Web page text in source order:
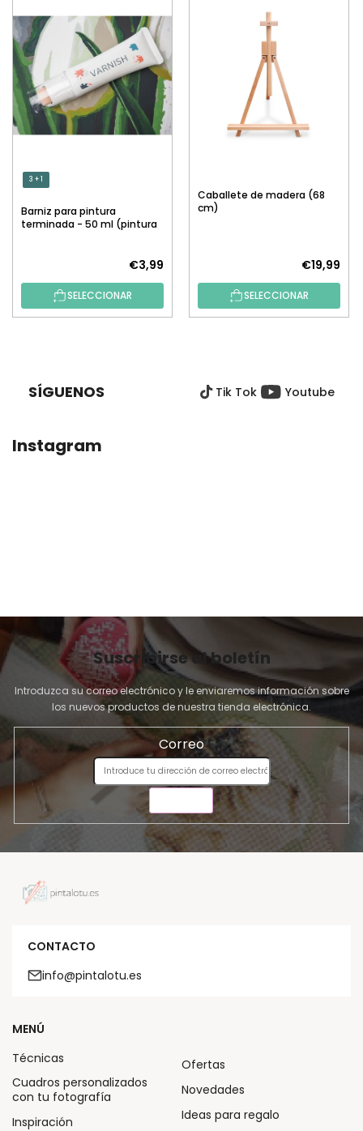
3 + 1
Barniz para pintura
terminada - 50 ml (pintura
€3,99
SELECCIONAR
Caballete de madera (68
cm)
€19,99
SELECCIONAR
SÍGUENOS Tik Tok Youtube
Instagram
Suscribirse al boletín
Introduzca su correo electrónico y le enviaremos información sobre
los nuevos productos de nuestra tienda electrónica.
Correo
CONTACTO
info@pintalotu.es
MENÚ
Técnicas
Cuadros personalizados
con tu fotografía
Inspiración
Ofertas
Novedades
Ideas para regalo